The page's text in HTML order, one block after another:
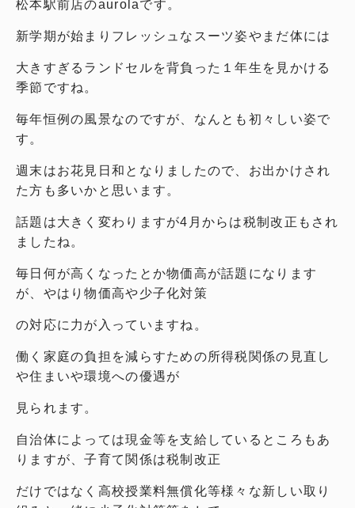
松本駅前店のaurolaです。
新学期が始まりフレッシュなスーツ姿やまだ体には
大きすぎるランドセルを背負った１年生を見かける
季節ですね。
毎年恒例の風景なのですが、なんとも初々しい姿で
す。
週末はお花見日和となりましたので、お出かけされ
た方も多いかと思います。
話題は大きく変わりますが4月からは税制改正もされ
ましたね。
毎日何が高くなったとか物価高が話題になります
が、やはり物価高や少子化対策
の対応に力が入っていますね。
働く家庭の負担を減らすための所得税関係の見直し
や住まいや環境への優遇が
見られます。
自治体によっては現金等を支給しているところもあ
りますが、子育て関係は税制改正
だけではなく高校授業料無償化等様々な新しい取り